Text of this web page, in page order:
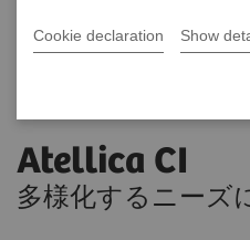
Cookie declaration Show
Atellica CI
多様化するニーズ